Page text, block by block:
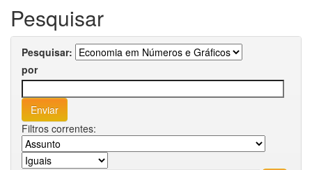
Pesquisar
Pesquisar:
por
Filtros correntes: